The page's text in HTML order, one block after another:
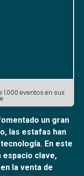
eventos en sus
un gran
las estafas han
En este
espacio clave,
la venta de